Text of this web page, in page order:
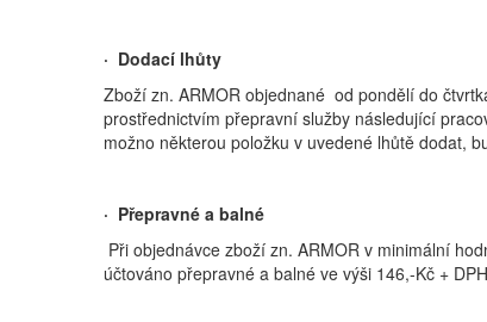
· Dodací lhůty
Zboží zn. ARMOR objednané od pondělí do
prostřednictvím přepravní služby následující
možno některou položku v uvedené lhůtě dodat,
· Přepravné a balné
Při objednávce zboží zn. ARMOR v minimální
účtováno přepravné a balné ve výši 146,-Kč +